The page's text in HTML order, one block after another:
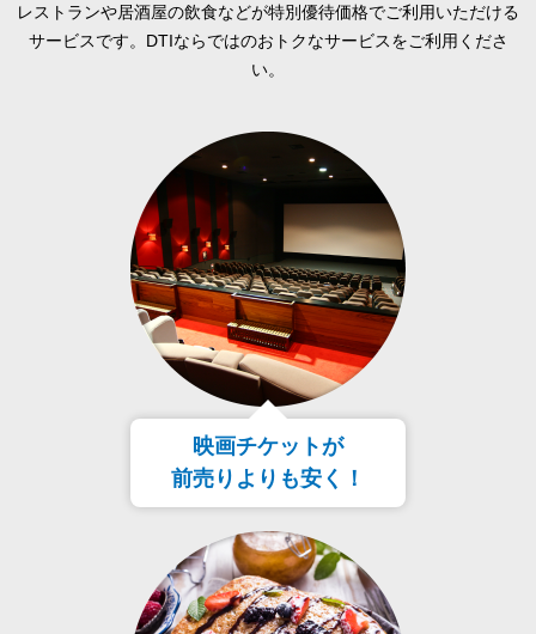
レストランや居酒屋の飲食などが特別優待価格でご利用いただける
サービスです。DTIならではのおトクなサービスをご利用くださ
い。
映画チケットが
前売りよりも安く！